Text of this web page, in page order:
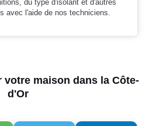
du type d'isolant et d'autres
avec l'aide de nos techniciens.
maison dans la Côte-
d'Or